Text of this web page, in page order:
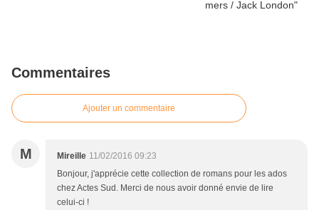
Commentaires
Ajouter un commentaire
M Mireille 11/02/2016 09:23
Bonjour, j'apprécie cette collection de romans pour les ados
chez Actes Sud. Merci de nous avoir donné envie de lire
celui-ci !